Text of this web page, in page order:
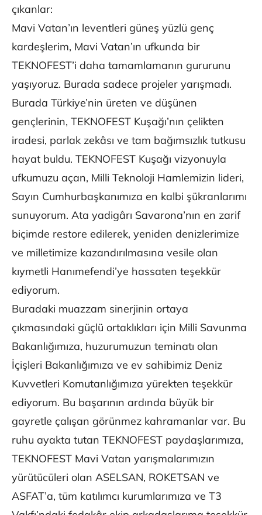
çıkanlar:
Mavi Vatan’ın leventleri güneş yüzlü genç
kardeşlerim, Mavi Vatan’ın ufkunda bir
TEKNOFEST’i daha tamamlamanın gururunu
yaşıyoruz. Burada sadece projeler yarışmadı.
Burada Türkiye’nin üreten ve düşünen
gençlerinin, TEKNOFEST Kuşağı’nın çelikten
iradesi, parlak zekâsı ve tam bağımsızlık tutkusu
hayat buldu. TEKNOFEST Kuşağı vizyonuyla
ufkumuzu açan, Milli Teknoloji Hamlemizin lideri,
Sayın Cumhurbaşkanımıza en kalbi şükranlarımı
sunuyorum. Ata yadigârı Savarona’nın en zarif
biçimde restore edilerek, yeniden denizlerimize
ve milletimize kazandırılmasına vesile olan
kıymetli Hanımefendi’ye hassaten teşekkür
ediyorum.
Buradaki muazzam sinerjinin ortaya
çıkmasındaki güçlü ortaklıkları için Milli Savunma
Bakanlığımıza, huzurumuzun teminatı olan
İçişleri Bakanlığımıza ve ev sahibimiz Deniz
Kuvvetleri Komutanlığımıza yürekten teşekkür
ediyorum. Bu başarının ardında büyük bir
gayretle çalışan görünmez kahramanlar var. Bu
ruhu ayakta tutan TEKNOFEST paydaşlarımıza,
TEKNOFEST Mavi Vatan yarışmalarımızın
yürütücüleri olan ASELSAN, ROKETSAN ve
ASFAT’a, tüm katılımcı kurumlarımıza ve T3